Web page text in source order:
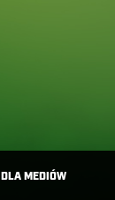
DLA MEDIÓW